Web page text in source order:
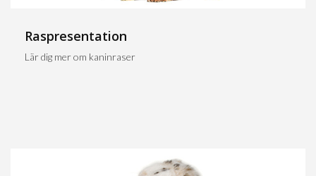
Raspresentation
Lär dig mer om kaninraser